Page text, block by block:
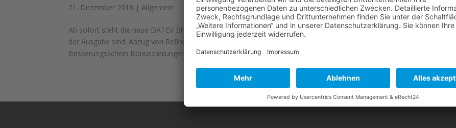
21. Dezember 2018 |Allgemein
Ab sofort steht die neue DATEV Blitzlicht Ausgabe Januar 2019 in unserem News Bereich zur Verfügung. Schwerpunkte
der Ausgabe sind: Abzug von Refinanzierungszinsen für Gesellschafterdarlehn nach einem Forderungsverzicht gegen
Besserungsschein Bonuszahlungen einer...